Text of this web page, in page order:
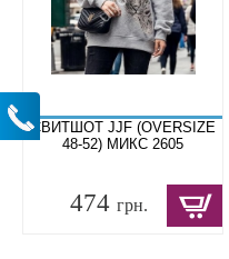
СВИТШОТ JJF (OVERSIZE
48-52) МИКС 2605
474 грн.